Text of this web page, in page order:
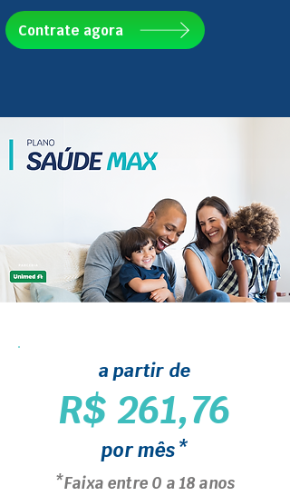
Contrate agora
a partir de
R$ 261,76
por mês*
*Faixa entre 0 a 18 anos